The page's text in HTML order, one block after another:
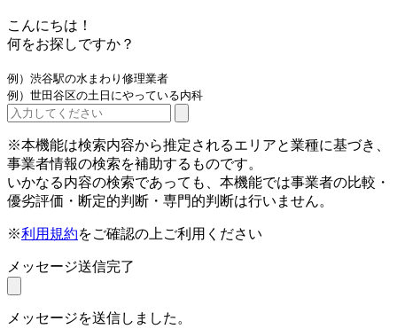
こんにちは！
何をお探しですか？
例）渋谷駅の水まわり修理業者
例）世田谷区の土日にやっている内科
※本機能は検索内容から推定されるエリアと業種に基づき、
事業者情報の検索を補助するものです。
いかなる内容の検索であっても、本機能では事業者の比較・
優劣評価・断定的判断・専門的判断は行いません。
※利用規約をご確認の上ご利用ください
メッセージ送信完了
メッセージを送信しました。